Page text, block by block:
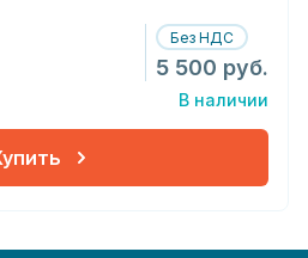
Без НДС
5 500 руб.
В наличии